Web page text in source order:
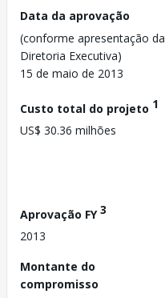
Data da aprovação
(conforme apresentação da
Diretoria Executiva)
15 de maio de 2013
Custo total do projeto 1
US$ 30.36 milhões
Aprovação FY3
2013
Montante do
compromisso